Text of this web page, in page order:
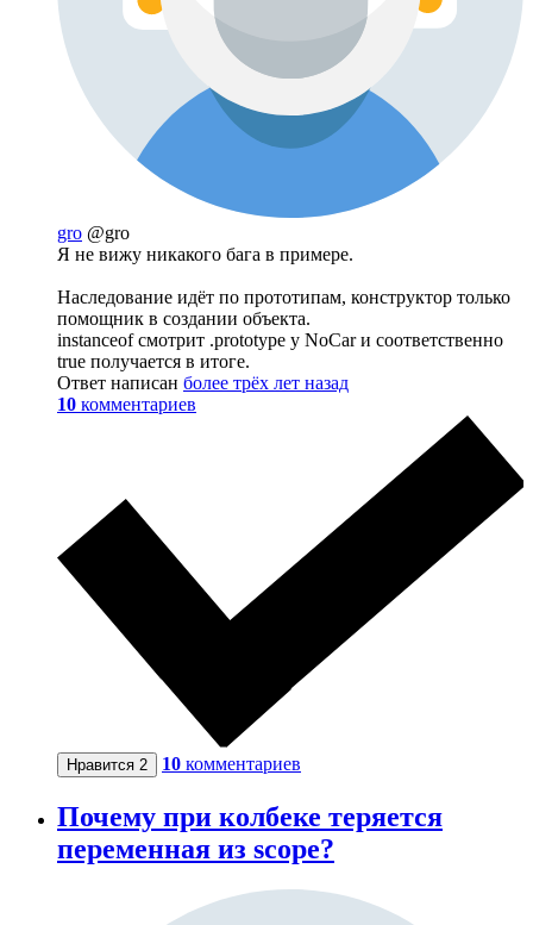
gro @gro
Я не вижу никакого бага в примере.
Наследование идёт по прототипам, конструктор только
помощник в создании объекта.
instanceof смотрит .prototype у NoCar и соответственно
true получается в итоге.
Ответ написан более трёх лет назад
10 комментариев
Нравится 2 10 комментариев
Почему при колбеке теряется
переменная из scope?